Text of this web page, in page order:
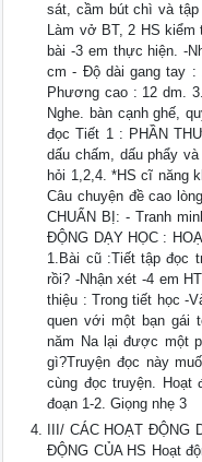
sát, cầm bút chì và
Làm vở BT, 2 HS
bài -3 em thực hiện. -
cm - Độ dài gang tay
Phương cao : 12 dm.
Nghe. bàn cạnh ghế,
đọc Tiết 1 : PHẦN
dấu chấm, dấu phẩy
hỏi 1,2,4. *HS cĩ năng
Câu chuyện đề cao
CHUẨN BỊ: - Tranh
ĐỘNG DẠY HỌC :
1.Bài cũ :Tiết tập đọc
rồi? -Nhận xét -4 em
thiệu : Trong tiết học -
quen với một bạn gái
năm Na lại được một
gì?Truyện đọc này
cùng đọc truyện. Hoạt
đoạn 1-2. Giọng nhẹ 3
III/ CÁC HOẠT ĐỘNG
ĐỘNG CỦA HS Hoạt